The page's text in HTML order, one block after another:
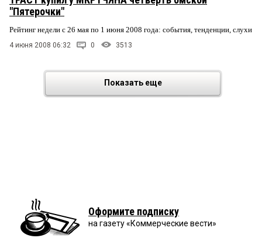
"Пятерочки"
Рейтинг недели с 26 мая по 1 июня 2008 года: события, тенденции, слухи
4 июня 2008 06:32 0 3513
Показать еще
Оформите подписку
на газету «Коммерческие вести»